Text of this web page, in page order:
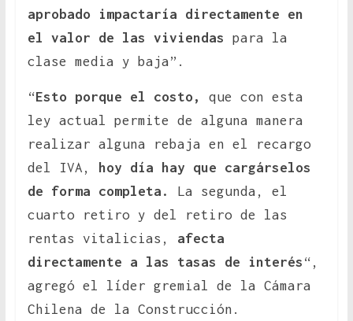
aprobado impactaría directamente en
el valor de las viviendas para la
clase media y baja”.
“Esto porque el costo,
que con esta
ley actual permite de alguna manera
realizar alguna rebaja en el recargo
del IVA,
hoy día hay que cargárselos
de forma completa.
La segunda, el
cuarto retiro y del retiro de las
rentas vitalicias, afecta
directamente a las tasas de interés “,
agregó el líder gremial de la Cámara
Chilena de la Construcción.